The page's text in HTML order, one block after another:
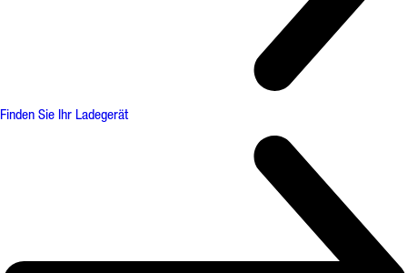
Finden Sie Ihr Ladegerät